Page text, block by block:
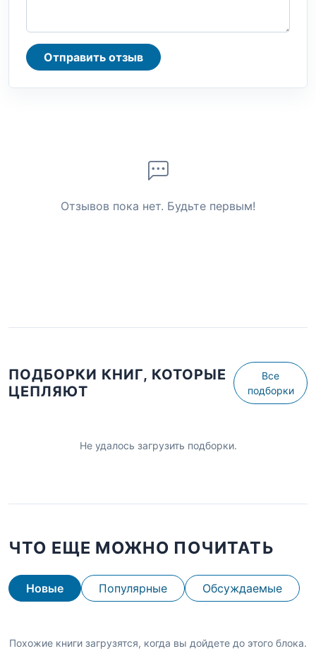
Отправить отзыв
Отзывов пока нет. Будьте первым!
ПОДБОРКИ КНИГ, КОТОРЫЕ
ЦЕПЛЯЮТ
Все
подборки
Не удалось загрузить подборки.
ЧТО ЕЩЕ МОЖНО ПОЧИТАТЬ
Новые Популярные Обсуждаемые
Похожие книги загрузятся, когда вы дойдете до этого блока.